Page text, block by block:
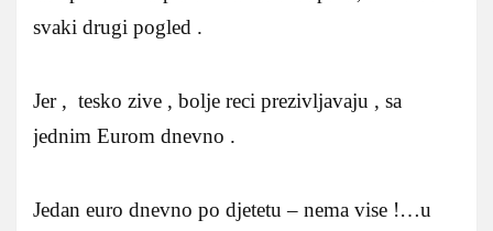
svaki drugi pogled .
Jer , tesko zive , bolje reci prezivljavaju , sa
jednim Eurom dnevno .
Jedan euro dnevno po djetetu – nema vise !…u